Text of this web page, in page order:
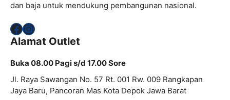
dan baja untuk mendukung pembangunan nasional.
Facebook
Instagram
Alamat Outlet
Buka 08.00 Pagi s/d 17.00 Sore
Jl. Raya Sawangan No. 57 Rt. 001 Rw. 009 Rangkapan
Jaya Baru, Pancoran Mas Kota Depok Jawa Barat